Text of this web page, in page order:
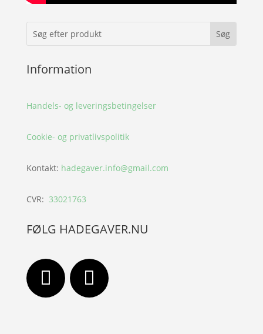
Information
Handels- og leveringsbetingelser
Cookie- og privatlivspolitik
Kontakt: hadegaver.info@gmail.com
CVR: 33021763
FØLG HADEGAVER.NU